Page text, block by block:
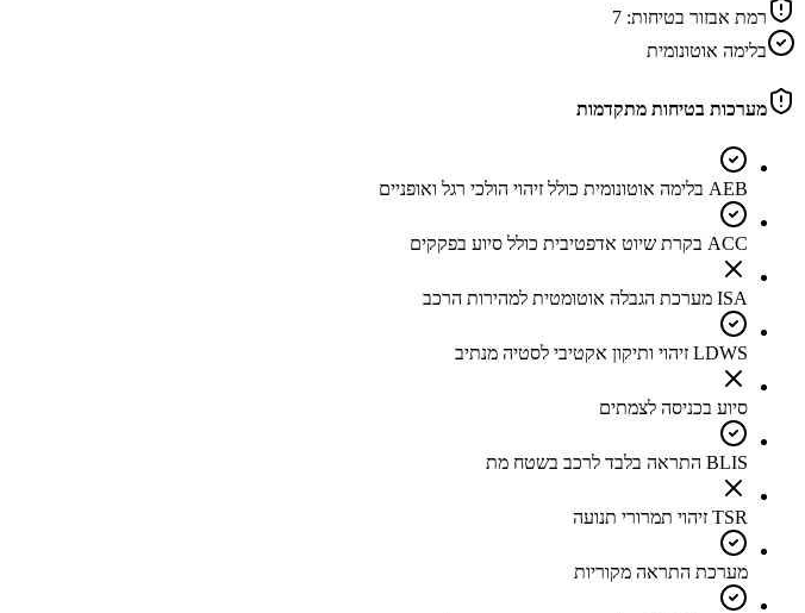
רמת אבזור בטיחות: 7
בלימה אוטונומית
מערכות בטיחות מתקדמות
AEB בלימה אוטונומית כולל זיהוי הולכי רגל ואופניים
ACC בקרת שיוט אדפטיבית כולל סיוע בפקקים
ISA מערכת הגבלה אוטומטית למהירות הרכב
LDWS זיהוי ותיקון אקטיבי לסטיה מנתיב
סיוע בכניסה לצמתים
BLIS התראה בלבד לרכב בשטח מת
TSR זיהוי תמרורי תנועה
מערכת התראה מקוריות